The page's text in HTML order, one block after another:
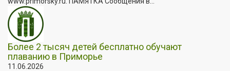
Более 2 тысяч детей бесплатно обучают
плаванию в Приморье
11.06.2026